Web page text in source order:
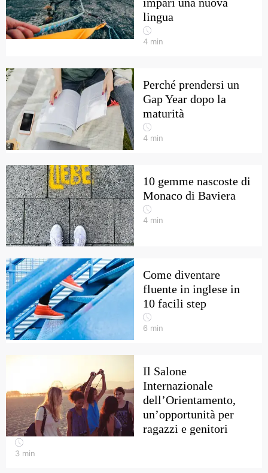
lingua
4 min
Perché prendersi un
Gap Year dopo la
maturità
4 min
10 gemme nascoste di
Monaco di Baviera
4 min
Come diventare
fluente in inglese in
10 facili step
6 min
Il Salone
Internazionale
dell’Orientamento,
un’opportunità per
ragazzi e genitori
3 min